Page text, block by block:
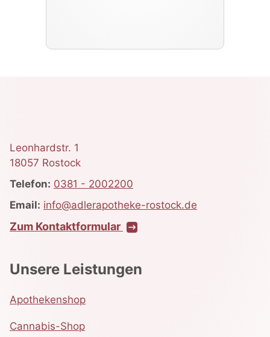
Leonhardstr. 1
18057 Rostock
Telefon: 0381 - 2002200
Email: info@adlerapotheke-rostock.de
Zum Kontaktformular
Unsere Leistungen
Apothekenshop
Cannabis-Shop